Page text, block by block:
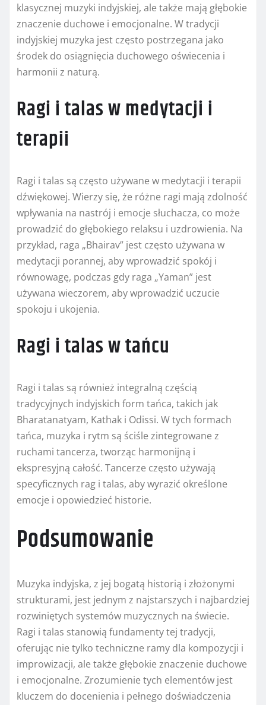
klasycznej muzyki indyjskiej, ale także mają głębokie
znaczenie duchowe i emocjonalne. W tradycji
indyjskiej muzyka jest często postrzegana jako
środek do osiągnięcia duchowego oświecenia i
harmonii z naturą.
Ragi i talas w medytacji i
terapii
Ragi i talas są często używane w medytacji i terapii
dźwiękowej. Wierzy się, że różne ragi mają zdolność
wpływania na nastrój i emocje słuchacza, co może
prowadzić do głębokiego relaksu i uzdrowienia. Na
przykład, raga „Bhairav” jest często używana w
medytacji porannej, aby wprowadzić spokój i
równowagę, podczas gdy raga „Yaman” jest
używana wieczorem, aby wprowadzić uczucie
spokoju i ukojenia.
Ragi i talas w tańcu
Ragi i talas są również integralną częścią
tradycyjnych indyjskich form tańca, takich jak
Bharatanatyam, Kathak i Odissi. W tych formach
tańca, muzyka i rytm są ściśle zintegrowane z
ruchami tancerza, tworząc harmonijną i
ekspresyjną całość. Tancerze często używają
specyficznych rag i talas, aby wyrazić określone
emocje i opowiedzieć historie.
Podsumowanie
Muzyka indyjska, z jej bogatą historią i złożonymi
strukturami, jest jednym z najstarszych i najbardziej
rozwiniętych systemów muzycznych na świecie.
Ragi i talas stanowią fundamenty tej tradycji,
oferując nie tylko techniczne ramy dla kompozycji i
improwizacji, ale także głębokie znaczenie duchowe
i emocjonalne. Zrozumienie tych elementów jest
kluczem do docenienia i pełnego doświadczenia